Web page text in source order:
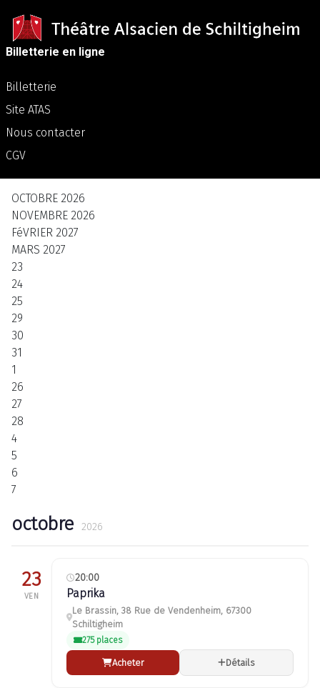
Billetterie en ligne
Billetterie
Site ATAS
Nous contacter
CGV
OCTOBRE 2026
NOVEMBRE 2026
FéVRIER 2027
MARS 2027
23
24
25
29
30
31
1
26
27
28
4
5
6
7
octobre 2026
23
VEN
20:00
Paprika
Le Brassin, 38 Rue de Vendenheim, 67300
Schiltigheim
275 places
Acheter Détails